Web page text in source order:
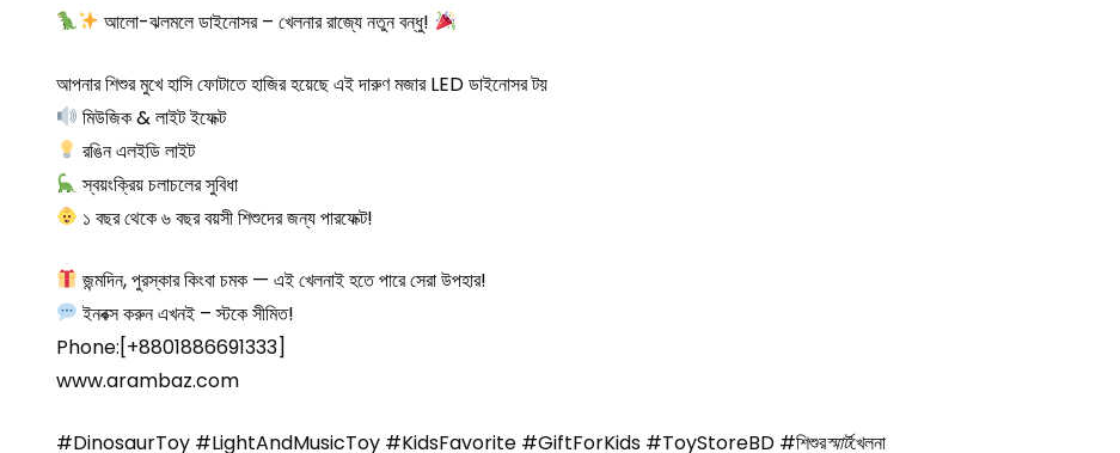
আলো-ঝলমলে ডাইনোসর – খেলনার রাজ্যে নতুন বন্ধু!
আপনার শিশুর মুখে হাসি ফোটাতে হাজির হয়েছে এই দারুণ মজার LED ডাইনোসর টয়
মিউজিক & লাইট ইফেক্ট
রঙিন এলইডি লাইট
স্বয়ংক্রিয় চলাচলের সুবিধা
১ বছর থেকে ৬ বছর বয়সী শিশুদের জন্য পারফেক্ট!
জন্মদিন, পুরস্কার কিংবা চমক — এই খেলনাই হতে পারে সেরা উপহার!
ইনবক্স করুন এখনই – স্টকে সীমিত!
Phone:[+8801886691333]
www.arambaz.com
#DinosaurToy #LightAndMusicToy #KidsFavorite #GiftForKids #ToyStoreBD #শিশুরস্মার্টখেলনা